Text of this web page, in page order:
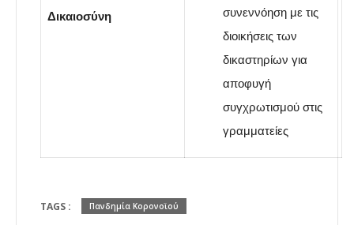
Δικαιοσύνη
συνεννόηση με τις
διοικήσεις των
δικαστηρίων για
αποφυγή
συγχρωτισμού στις
γραμματείες
TAGS : Πανδημία Κορονοϊού